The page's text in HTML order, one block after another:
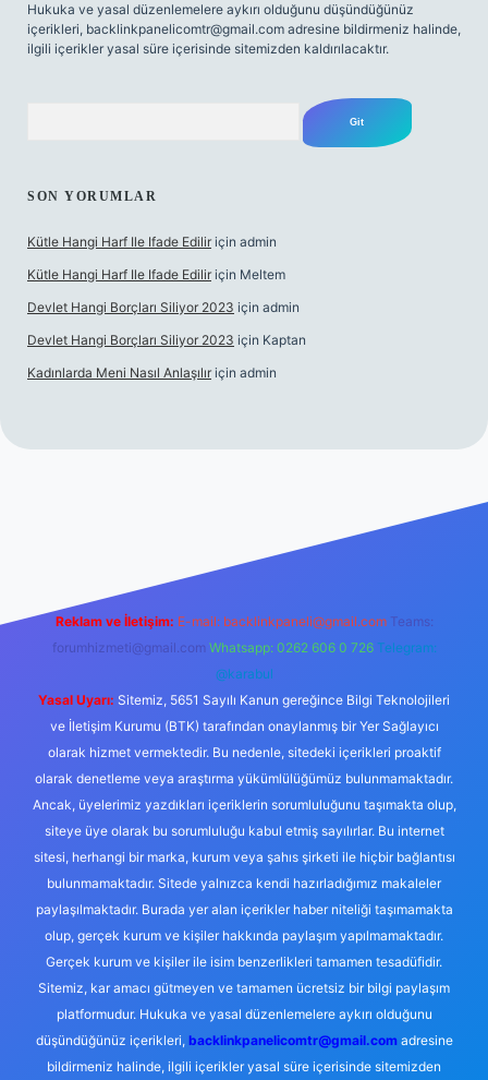
Hukuka ve yasal düzenlemelere aykırı olduğunu düşündüğünüz
içerikleri, backlinkpanelicomtr@gmail.com adresine bildirmeniz halinde,
ilgili içerikler yasal süre içerisinde sitemizden kaldırılacaktır.
SON YORUMLAR
Kütle Hangi Harf Ile Ifade Edilir için admin
Kütle Hangi Harf Ile Ifade Edilir için Meltem
Devlet Hangi Borçları Siliyor 2023 için admin
Devlet Hangi Borçları Siliyor 2023 için Kaptan
Kadınlarda Meni Nasıl Anlaşılır için admin
Betexper giriş adresi
Reklam ve İletişim: E-mail: backlinkpaneli@gmail.com Teams:
forumhizmeti@gmail.com Whatsapp: 0262 606 0 726 Telegram:
@karabul
Yasal Uyarı: Sitemiz, 5651 Sayılı Kanun gereğince Bilgi Teknolojileri
ve İletişim Kurumu (BTK) tarafından onaylanmış bir Yer Sağlayıcı
olarak hizmet vermektedir. Bu nedenle, sitedeki içerikleri proaktif
olarak denetleme veya araştırma yükümlülüğümüz bulunmamaktadır.
Ancak, üyelerimiz yazdıkları içeriklerin sorumluluğunu taşımakta olup,
siteye üye olarak bu sorumluluğu kabul etmiş sayılırlar. Bu internet
sitesi, herhangi bir marka, kurum veya şahıs şirketi ile hiçbir bağlantısı
bulunmamaktadır. Sitede yalnızca kendi hazırladığımız makaleler
paylaşılmaktadır. Burada yer alan içerikler haber niteliği taşımamakta
olup, gerçek kurum ve kişiler hakkında paylaşım yapılmamaktadır.
Gerçek kurum ve kişiler ile isim benzerlikleri tamamen tesadüfidir.
Sitemiz, kar amacı gütmeyen ve tamamen ücretsiz bir bilgi paylaşım
platformudur. Hukuka ve yasal düzenlemelere aykırı olduğunu
düşündüğünüz içerikleri, backlinkpanelicomtr@gmail.comadresine
bildirmeniz halinde, ilgili içerikler yasal süre içerisinde sitemizden